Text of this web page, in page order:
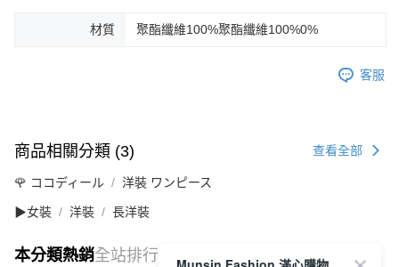
材質 聚酯纖維100%聚酯纖維100%0%
客服
商品相關分類 (3) 查看全部
🌹 ココディール 洋裝 ワンピース
▶女裝 洋裝 長洋裝
本分類熱銷全站排行